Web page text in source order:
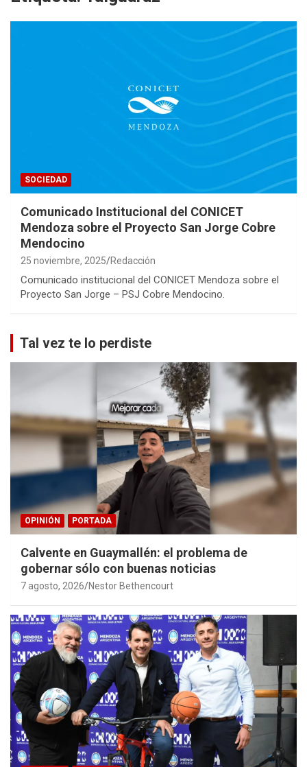
SOCIEDAD
Comunicado Institucional del CONICET
Mendoza sobre el Proyecto San Jorge Cobre
Mendocino
25 noviembre, 2025 Redacción
Comunicado institucional del CONICET Mendoza sobre el
Proyecto San Jorge – PSJ Cobre Mendocino.
Tal vez te lo perdiste
OPINIÓN PORTADA
Calvente en Guaymallén: el problema de
gobernar sólo con buenas noticias
7 agosto, 2026 Nestor Bethencourt